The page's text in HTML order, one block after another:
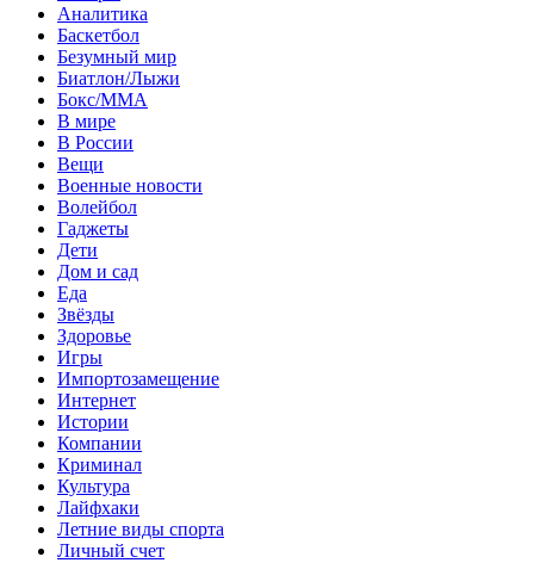
Аналитика
Баскетбол
Безумный мир
Биатлон/Лыжи
Бокс/MMA
В мире
В России
Вещи
Военные новости
Волейбол
Гаджеты
Дети
Дом и сад
Еда
Звёзды
Здоровье
Игры
Импортозамещение
Интернет
Истории
Компании
Криминал
Культура
Лайфхаки
Летние виды спорта
Личный счет